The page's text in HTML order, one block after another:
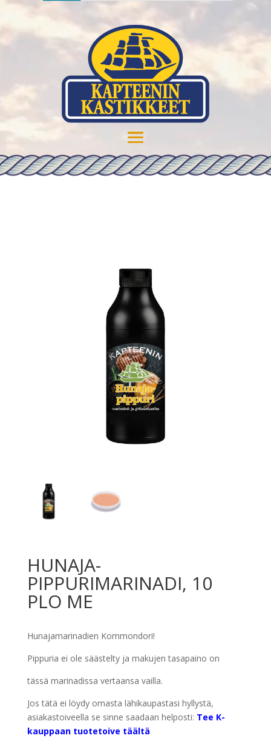
HUNAJA-
PIPPURIMARINADI, 10
PLO ME
Hunajamarinadien Kommondori!
Pippuria ei ole säästelty ja makujen tasapaino on
tässä marinadissa vertaansa vailla.
Jos tätä ei löydy omasta lähikaupastasi hyllystä,
asiakastoiveella se sinne saadaan helposti: Tee K-
kauppaan tuotetoive täältä